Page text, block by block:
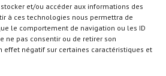
et/ou accéder aux informations des
à ces technologies nous permettra de
le comportement de navigation ou les ID
ne pas consentir ou de retirer son
effet négatif sur certaines caractéristiques et
- OCEANWP THEME BY NICK